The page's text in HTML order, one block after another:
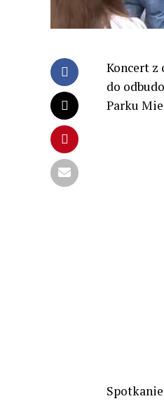
Koncert z
do
Parku